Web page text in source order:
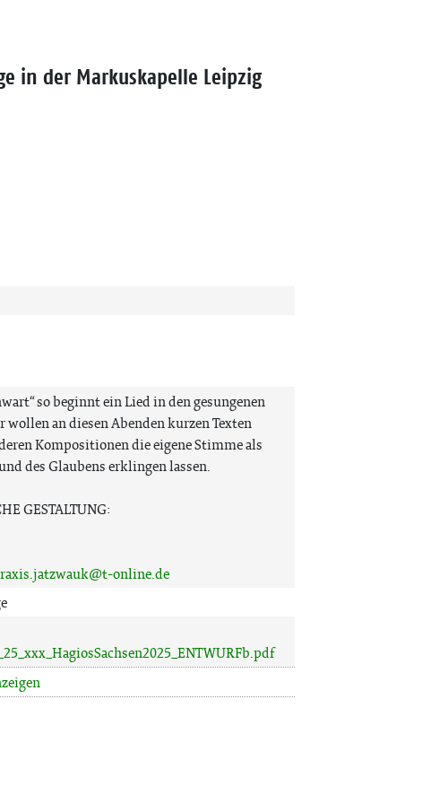
in der Markuskapelle Leipzig
so beginnt ein Lied in den gesungenen
wollen an diesen Abenden kurzen Texten
Kompositionen die eigene Stimme als
des Glaubens erklingen lassen.
GESTALTUNG:
online.de